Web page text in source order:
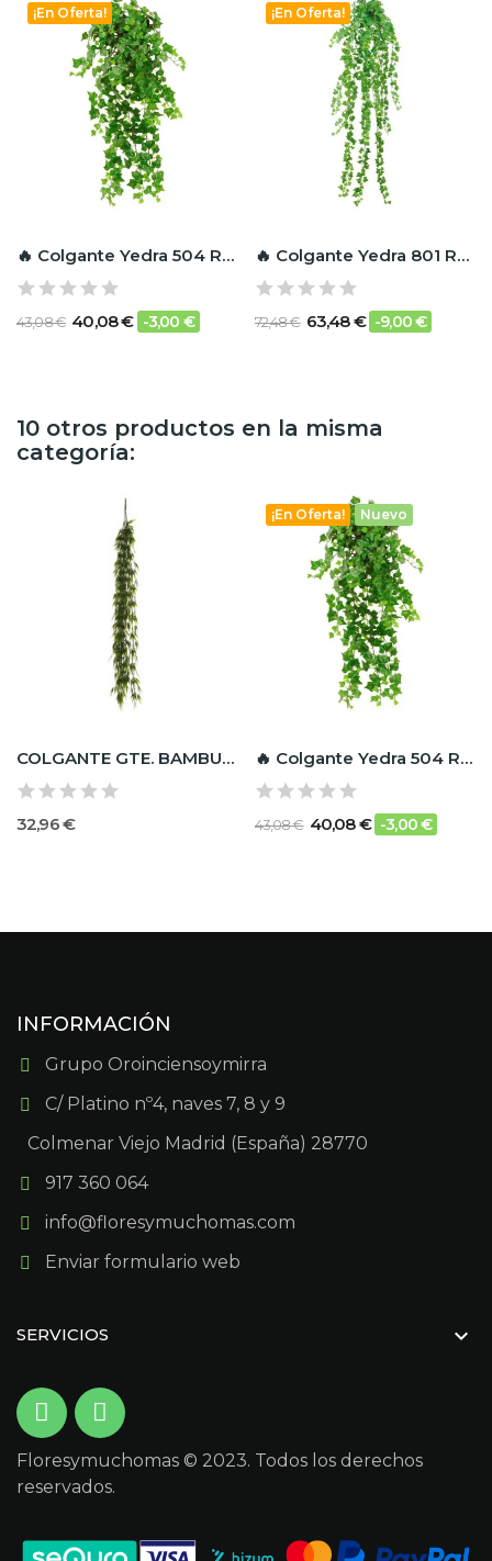
¡En Oferta!
🔥 Colgante Yedra 504 RF Ignífugo
43,08 € 40,08 € -3,00 €
¡En Oferta!
🔥 Colgante Yedra 801 RF Ignífugo
72,48 € 63,48 € -9,00 €
10 otros productos en la misma
categoría:
COLGANTE GTE. BAMBU 125CM PLAST
32,96 €
¡En Oferta! Nuevo
🔥 Colgante Yedra 504 RF Ignífugo
43,08 € 40,08 € -3,00 €
INFORMACIÓN
Grupo Oroinciensoymirra
C/ Platino nº4, naves 7, 8 y 9
Colmenar Viejo Madrid (España) 28770
917 360 064
info@floresymuchomas.com
Enviar formulario web
SERVICIOS 
Floresymuchomas © 2023. Todos los derechos
reservados.